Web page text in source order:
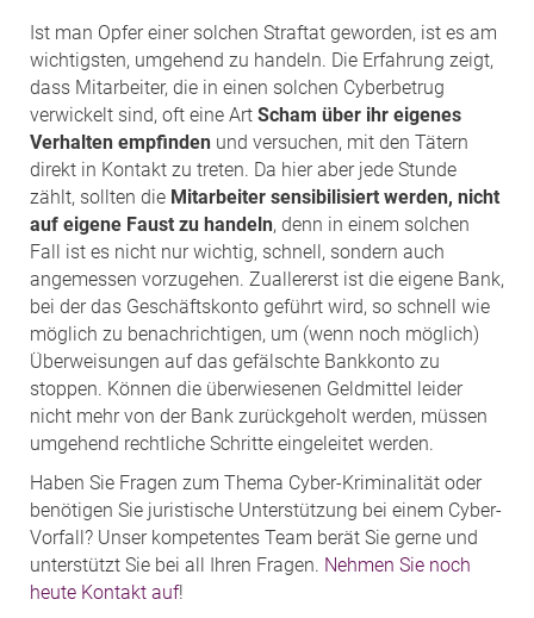
Ist man Opfer einer solchen Straftat geworden, ist es am
wichtigsten, umgehend zu handeln. Die Erfahrung zeigt,
dass Mitarbeiter, die in einen solchen Cyberbetrug
verwickelt sind, oft eine Art Scham über ihr eigenes
Verhalten empfinden und versuchen, mit den Tätern
direkt in Kontakt zu treten. Da hier aber jede Stunde
zählt, sollten die Mitarbeiter sensibilisiert werden, nicht
auf eigene Faust zu handeln, denn in einem solchen
Fall ist es nicht nur wichtig, schnell, sondern auch
angemessen vorzugehen. Zuallererst ist die eigene Bank,
bei der das Geschäftskonto geführt wird, so schnell wie
möglich zu benachrichtigen, um (wenn noch möglich)
Überweisungen auf das gefälschte Bankkonto zu
stoppen. Können die überwiesenen Geldmittel leider
nicht mehr von der Bank zurückgeholt werden, müssen
umgehend rechtliche Schritte eingeleitet werden.
Haben Sie Fragen zum Thema Cyber-Kriminalität oder
benötigen Sie juristische Unterstützung bei einem Cyber-
Vorfall? Unser kompetentes Team berät Sie gerne und
unterstützt Sie bei all Ihren Fragen. Nehmen Sie noch
heute Kontakt auf!